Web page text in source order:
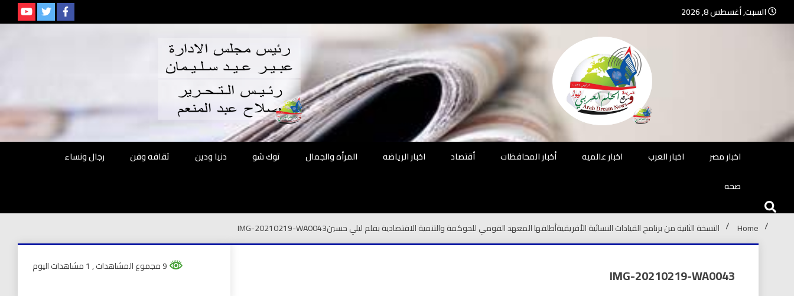
السبت, أغسطس 8, 2026
جريدة الحلم
جريدة مستقلة – صحافة تضيئ لك الواقع
اخبار مصر
اخبار العرب اخبار عالميه أخبار المحافظات أقتصاد اخبار الرياضه المرأه والجمال توك شو دنيا ودين ثقافه وفن
رجال ونساء
صحه
Home النسخة الثانية من برنامج القيادات النسائية الأفريقيةأطلقها المعهد القومي للحوكمة والتنمية الاقتصادية بقلم ليلي حسينIMG-20210219-WA0043
IMG-20210219-WA0043 , 1 مشاهدات اليوم